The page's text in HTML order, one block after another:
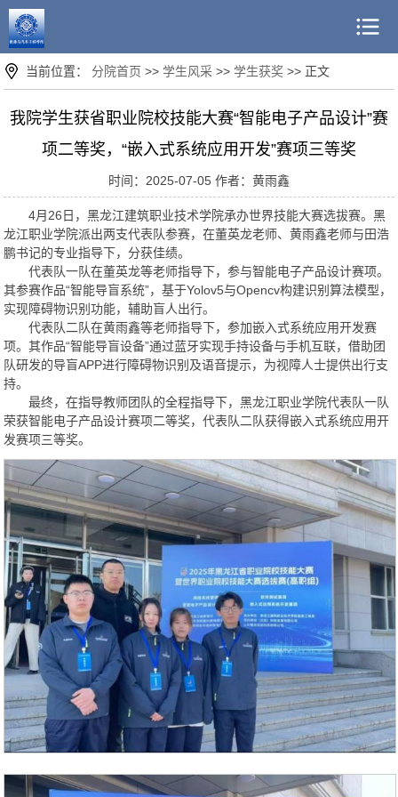
当前位置： 分院首页 >>学生风采 >>学生获奖 >> 正文
我院学生获省职业院校技能大赛“智能电子产品设计”赛
项二等奖，“嵌入式系统应用开发”赛项三等奖
时间：2025-07-05 作者：黄雨鑫
4月26日，黑龙江建筑职业技术学院承办世界技能大赛选拔赛。黑
龙江职业学院派出两支代表队参赛，在董英龙老师、黄雨鑫老师与田浩
鹏书记的专业指导下，分获佳绩。
代表队一队在董英龙等老师指导下，参与智能电子产品设计赛项。
其参赛作品“智能导盲系统”，基于Yolov5与Opencv构建识别算法模型，
实现障碍物识别功能，辅助盲人出行。
代表队二队在黄雨鑫等老师指导下，参加嵌入式系统应用开发赛
项。其作品“智能导盲设备”通过蓝牙实现手持设备与手机互联，借助团
队研发的导盲APP进行障碍物识别及语音提示，为视障人士提供出行支
持。
最终，在指导教师团队的全程指导下，黑龙江职业学院代表队一队
荣获智能电子产品设计赛项二等奖，代表队二队获得嵌入式系统应用开
发赛项三等奖。